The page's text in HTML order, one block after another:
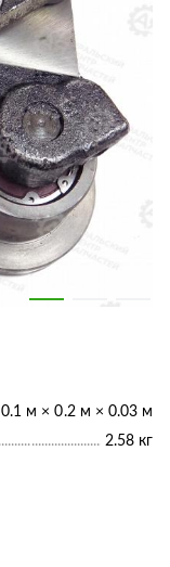
0.1 м × 0.2 м × 0.03 м
2.58 кг